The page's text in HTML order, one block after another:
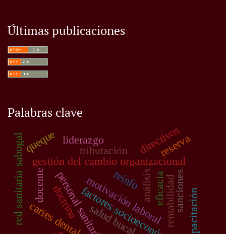
Últimas publicaciones
Palabras clave
gestión del cambio organizacional
motivación laboral
personal sanitario
red sanitaria sabogal factores socioeconómicos
salud bucal
caries dental
docente análisis
doctrina
reinfo rentabilidad
tributación
sanciones
eficacia capacitación
liderazgo directivos
reserva
queque